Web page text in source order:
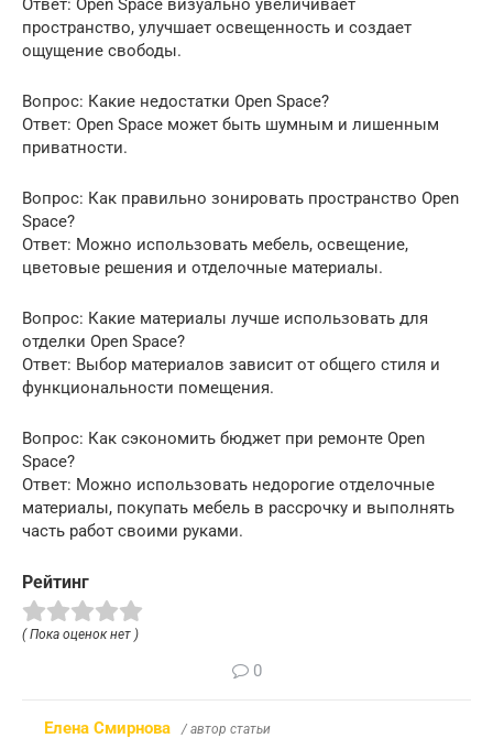
Ответ: Open Space визуально увеличивает
пространство, улучшает освещенность и создает
ощущение свободы.
Вопрос: Какие недостатки Open Space?
Ответ: Open Space может быть шумным и лишенным
приватности.
Вопрос: Как правильно зонировать пространство Open
Space?
Ответ: Можно использовать мебель, освещение,
цветовые решения и отделочные материалы.
Вопрос: Какие материалы лучше использовать для
отделки Open Space?
Ответ: Выбор материалов зависит от общего стиля и
функциональности помещения.
Вопрос: Как сэкономить бюджет при ремонте Open
Space?
Ответ: Можно использовать недорогие отделочные
материалы, покупать мебель в рассрочку и выполнять
часть работ своими руками.
Рейтинг
( Пока оценок нет )
0
Елена Смирнова / автор статьи